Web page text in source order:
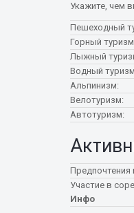
Укажите, чем
Пешеходный
Горный
Лыжный
Водный
Альпинизм:
Велотуризм:
Автотуризм:
Предпочтения
Участие в
Инфо